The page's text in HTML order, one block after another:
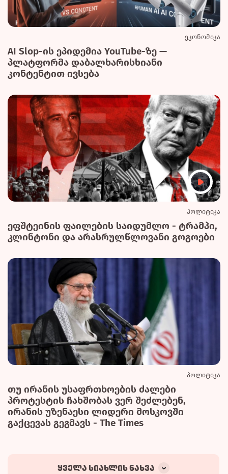
ეკონომიკა
AI Slop-ის ეპიდემია YouTube-ზე —
პლატფორმა დაბალხარისხიანი
კონტენტით ივსება
პოლიტიკა
ეფშტეინის ფაილების საიდუმლო - ტრამპი,
კლინტონი და არასრულწლოვანი გოგოები
პოლიტიკა
თუ ირანის უსაფრთხოების ძალები
პროტესტის ჩახშობას ვერ შეძლებენ,
ირანის უზენაესი ლიდერი მოსკოვში
გაქცევას გეგმავს - The Times
ყველა სიახლის ნახვა